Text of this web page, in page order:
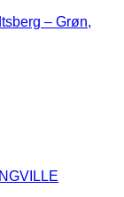
– Grøn,